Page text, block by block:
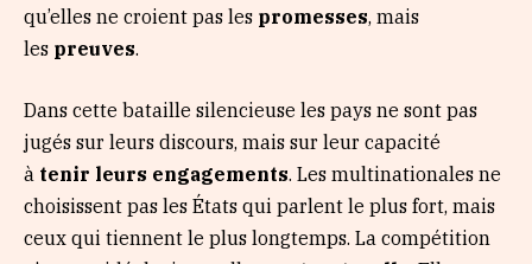
qu’elles ne croient pas les promesses, mais
les preuves.
Dans cette bataille silencieuse les pays ne sont pas
jugés sur leurs discours, mais sur leur capacité
à tenir leurs engagements. Les multinationales ne
choisissent pas les États qui parlent le plus fort, mais
ceux qui tiennent le plus longtemps. La compétition